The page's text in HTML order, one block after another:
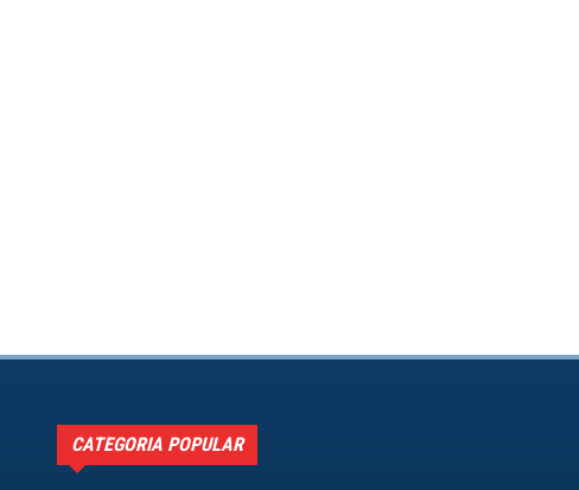
CATEGORIA POPULAR